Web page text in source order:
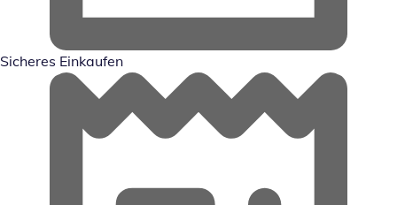
Sicheres Einkaufen